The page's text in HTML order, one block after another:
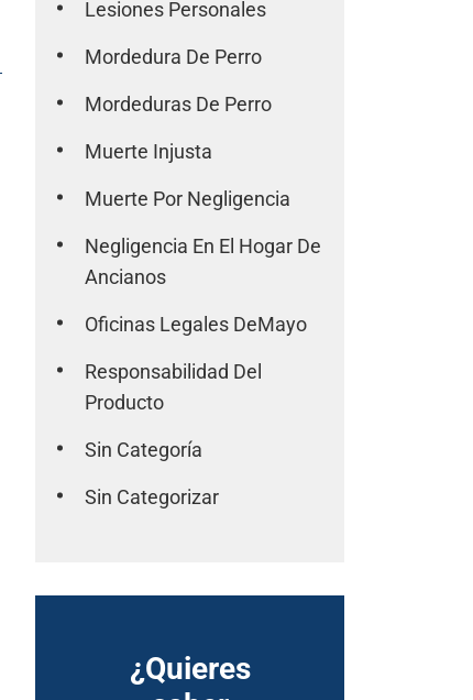
Lesiones Personales
Mordedura De Perro
Mordeduras De Perro
Muerte Injusta
Muerte Por Negligencia
Negligencia En El Hogar De
Ancianos
Oficinas Legales DeMayo
Responsabilidad Del
Producto
Sin Categoría
Sin Categorizar
¿Quieres